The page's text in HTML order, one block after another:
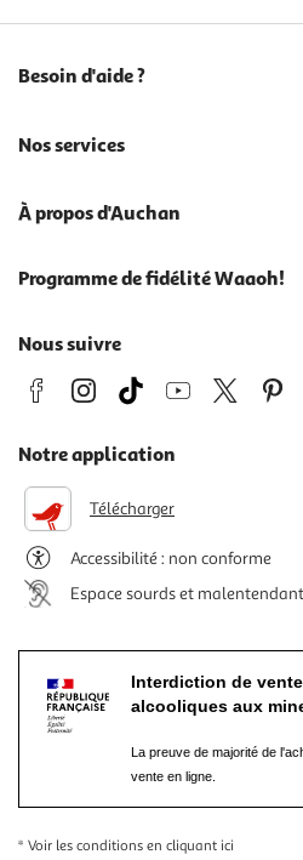
Besoin d'aide ?
Nos services
À propos d'Auchan
Programme de fidélité Waaoh!
Nous suivre
Notre application
Télécharger
Accessibilité : non conforme
Espace sourds et
Interdiction de
alcooliques aux
La preuve de majorité de
vente en ligne.
* Voir les conditions en cliquant ici